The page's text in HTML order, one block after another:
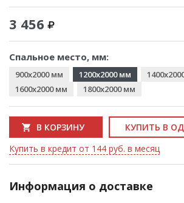
3 456
Спальное место, мм:
900x2000 мм 1200x2000 мм
1600x2000 мм
1800x2000 мм
В КОРЗИНУ
КУПИТЬ В
Купить в кредит от 144 руб. в месяц
Информация о доставке